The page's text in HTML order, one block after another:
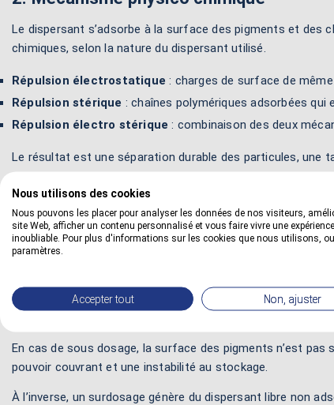
Le dispersant s’adsorbe à la surface des pigments et
chimiques, selon la nature du dispersant utilisé.
Répulsion électrostatique : charges de surface de
Répulsion stérique : chaînes polymériques adsorbées
Répulsion électro stérique : combinaison des deux
Le résultat est une séparation durable des particules, une
3. Intérêt en formulation de peinture
Un dispersant correctement choisi permet d’obtenir une
La bonne séparation des particules contribue également à
Cette optimisation se traduit par une meilleure opacité,
même en présence d’un bon agent mouillant, la dispersion
4. Effets d’un mauvais dosage
En cas de sous dosage, la surface des pigments n’est
pouvoir couvrant et une instabilité au stockage.
À l’inverse, un surdosage génère du dispersant libre non
Nous utilisons des cookies
Nous pouvons les placer pour analyser les données de nos visiteurs,
site Web, afficher un contenu personnalisé et vous faire vivre une expérience
inoubliable. Pour plus d'informations sur les cookies que nous utilisons,
paramètres.
Accepter tout Non, ajuster